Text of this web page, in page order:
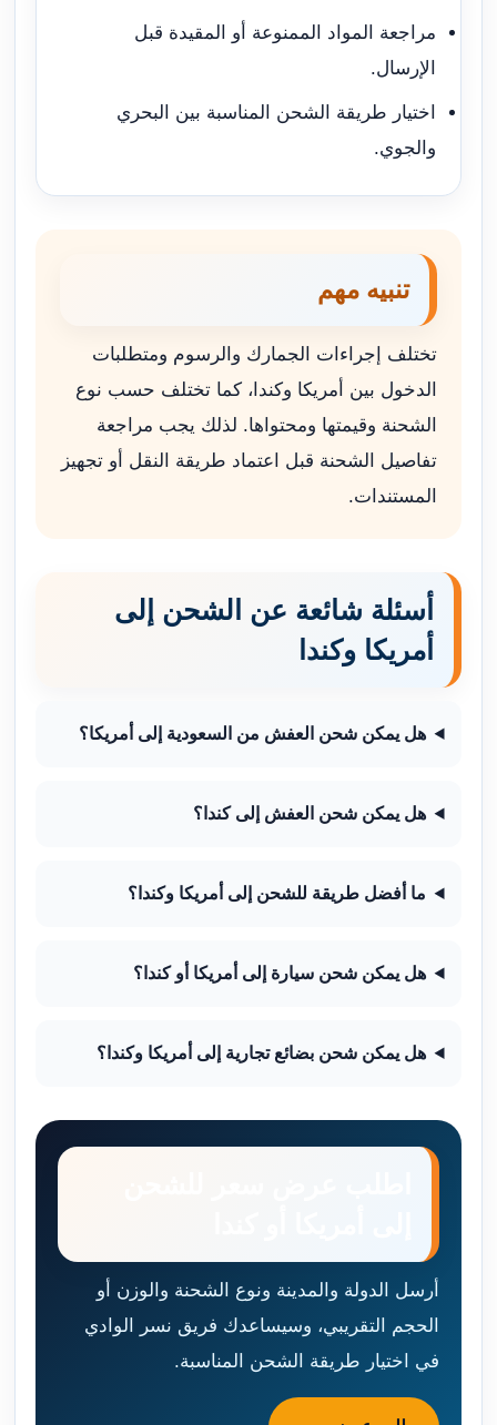
مراجعة المواد الممنوعة أو المقيدة قبل
الإرسال.
اختيار طريقة الشحن المناسبة بين البحري
والجوي.
تنبيه مهم
تختلف إجراءات الجمارك والرسوم ومتطلبات
الدخول بين أمريكا وكندا، كما تختلف حسب نوع
الشحنة وقيمتها ومحتواها. لذلك يجب مراجعة
تفاصيل الشحنة قبل اعتماد طريقة النقل أو تجهيز
المستندات.
أسئلة شائعة عن الشحن إلى
أمريكا وكندا
هل يمكن شحن العفش من السعودية إلى أمريكا؟
هل يمكن شحن العفش إلى كندا؟
ما أفضل طريقة للشحن إلى أمريكا وكندا؟
هل يمكن شحن سيارة إلى أمريكا أو كندا؟
هل يمكن شحن بضائع تجارية إلى أمريكا وكندا؟
أرسل الدولة والمدينة ونوع الشحنة والوزن أو
الحجم التقريبي، وسيساعدك فريق نسر الوادي
في اختيار طريقة الشحن المناسبة.